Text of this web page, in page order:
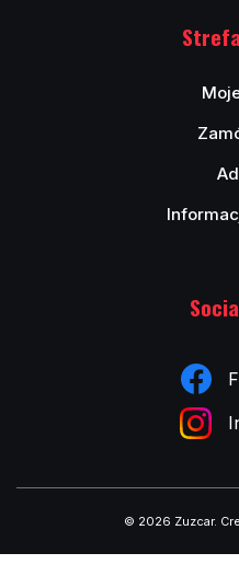
© 2026 Zuzcar.